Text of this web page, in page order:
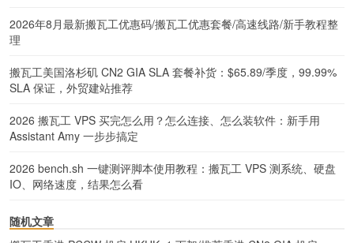
2026年8月最新搬瓦工优惠码/搬瓦工优惠套餐/高速线路/新手教程整
理
搬瓦工美国洛杉矶 CN2 GIA SLA 套餐补货：$65.89/季度，99.99%
SLA 保证，外贸建站推荐
2026 搬瓦工 VPS 买完怎么用？怎么连接、怎么装软件：新手用
Assistant Amy 一步步搞定
2026 bench.sh 一键测评脚本使用教程：搬瓦工 VPS 测系统、硬盘
IO、网络速度，结果怎么看
随机文章